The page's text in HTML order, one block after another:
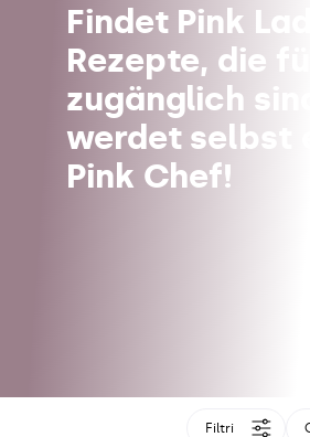
Findet Pink
Rezepte, die
zugänglich
werdet selbst
Pink Chef!
Filtri